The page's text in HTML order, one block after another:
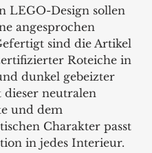
LEGO-Design sollen
angesprochen
sind die Artikel
Roteiche in
dunkel gebeizter
dieser neutralen
und dem
Charakter passt
in jedes Interieur.